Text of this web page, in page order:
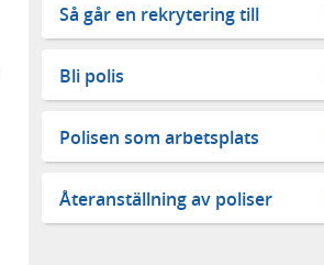
Så går en rekrytering till
Bli polis
Polisen som arbetsplats
Återanställning av poliser